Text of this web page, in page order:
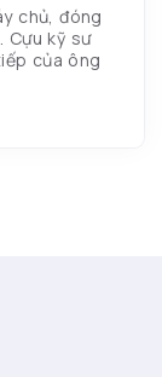
chủ, đóng
Cựu kỹ sư
của ông